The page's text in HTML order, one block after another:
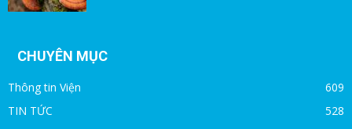
CHUYÊN MỤC
Thông tin Viện
609
TIN TỨC
528